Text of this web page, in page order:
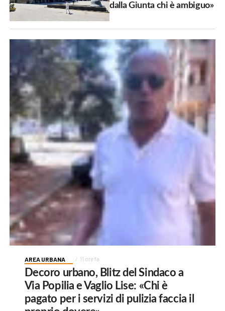
dalla Giunta chi è ambiguo»
AREA URBANA 11 ore fa
Decoro urbano, Blitz del Sindaco a
Via Popilia e Vaglio Lise: «Chi è
pagato per i servizi di pulizia faccia il